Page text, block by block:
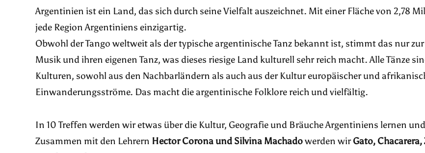
Argentinien ist ein Land, das sich durch seine Vielfalt auszeichnet. Mit einer Fläche von 2,78
jede Region Argentiniens einzigartig.
Obwohl der Tango weltweit als der typische argentinische Tanz bekannt ist, stimmt das nur
Musik und ihren eigenen Tanz, was dieses riesige Land kulturell sehr reich macht. Alle Tänze
Kulturen, sowohl aus den Nachbarländern als auch aus der Kultur europäischer und
Einwanderungsströme. Das macht die argentinische Folklore reich und vielfältig.
In 10 Treffen werden wir etwas über die Kultur, Geografie und Bräuche Argentiniens lernen
Zusammen mit den Lehrern Hector Corona und Silvina Machadowerden wirGato,